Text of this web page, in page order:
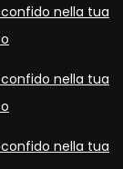
confido nella tua
confido nella tua
confido nella tua